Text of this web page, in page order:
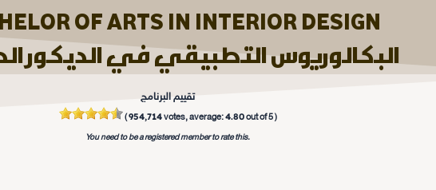
OF ARTS IN INTERIOR DESIGN
البكالوريوس التطبيقي في الديكور
تقييم البرنامج
(954,714votes, average:4.80out of 5 )
You need to be a registered member to rate this.